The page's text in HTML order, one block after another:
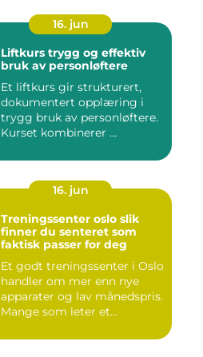
16. jun
Liftkurs trygg og effektiv
bruk av personløftere
Et liftkurs gir strukturert,
dokumentert opplæring i
trygg bruk av personløftere.
Kurset kombinerer ...
16. jun
Treningssenter oslo slik
finner du senteret som
faktisk passer for deg
Et godt treningssenter i Oslo
handler om mer enn nye
apparater og lav månedspris.
Mange som leter et...